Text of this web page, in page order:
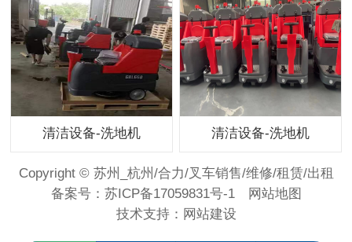
清洁设备-洗地机 清洁设备-洗地机
Copyright © 苏州_杭州/合力/叉车销售/维修/租赁/出租
备案号： 苏ICP备17059831号-1
网站地图
技术支持： 网站建设